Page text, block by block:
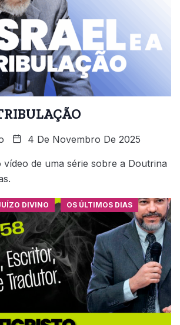
4 De Novembro De 2025
vídeo de uma série sobre a Doutrina
DIVINO OS ÚLTIMOS DIAS